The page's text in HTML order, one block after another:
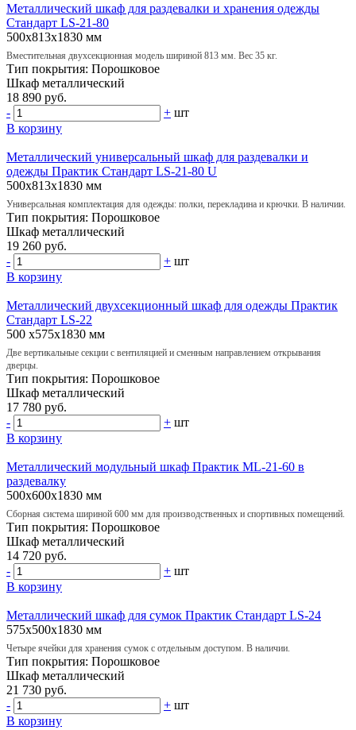
Металлический шкаф для раздевалки и хранения одежды
Стандарт LS-21-80
500х813х1830 мм
Вместительная двухсекционная модель шириной 813 мм. Вес 35 кг.
Тип покрытия: Порошковое
Шкаф металлический
18 890 руб.
-
+ шт
В корзину
Металлический универсальный шкаф для раздевалки и
одежды Практик Стандарт LS-21-80 U
500х813х1830 мм
Универсальная комплектация для одежды: полки, перекладина и крючки. В наличии.
Тип покрытия: Порошковое
Шкаф металлический
19 260 руб.
-
+ шт
В корзину
Металлический двухсекционный шкаф для одежды Практик
Стандарт LS-22
500 х575х1830 мм
Две вертикальные секции с вентиляцией и сменным направлением открывания
дверцы.
Тип покрытия: Порошковое
Шкаф металлический
17 780 руб.
-
+ шт
В корзину
Металлический модульный шкаф Практик ML-21-60 в
раздевалку
500х600х1830 мм
Сборная система шириной 600 мм для производственных и спортивных помещений.
Тип покрытия: Порошковое
Шкаф металлический
14 720 руб.
-
+ шт
В корзину
Металлический шкаф для сумок Практик Стандарт LS-24
575х500х1830 мм
Четыре ячейки для хранения сумок с отдельным доступом. В наличии.
Тип покрытия: Порошковое
Шкаф металлический
21 730 руб.
-
+ шт
В корзину